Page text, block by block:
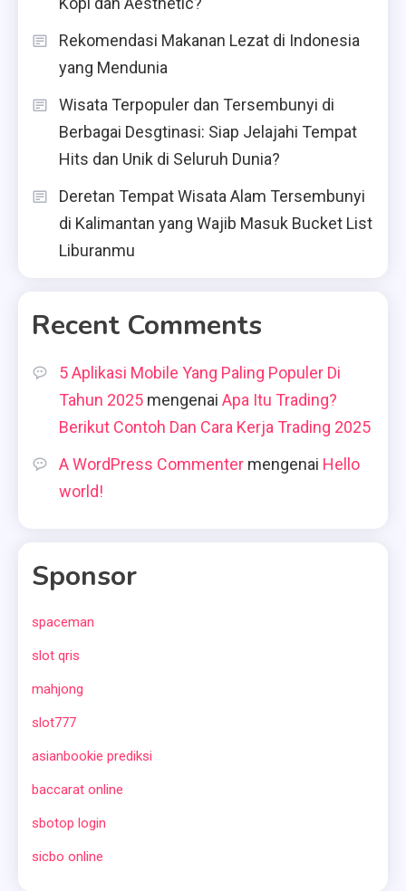
Rekomendasi Makanan Lezat di Indonesia
yang Mendunia
Wisata Terpopuler dan Tersembunyi di
Berbagai Desgtinasi: Siap Jelajahi Tempat
Hits dan Unik di Seluruh Dunia?
Deretan Tempat Wisata Alam Tersembunyi
di Kalimantan yang Wajib Masuk Bucket List
Liburanmu
Recent Comments
5 Aplikasi Mobile Yang Paling Populer Di
Tahun 2025 mengenai Apa Itu Trading?
Berikut Contoh Dan Cara Kerja Trading 2025
A WordPress Commenter mengenai Hello
world!
Sponsor
spaceman
slot qris
mahjong
slot777
asianbookie prediksi
baccarat online
sbotop login
sicbo online